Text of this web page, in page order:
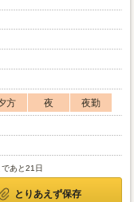
方 夜
夜勤
あと21日
とりあえず保存